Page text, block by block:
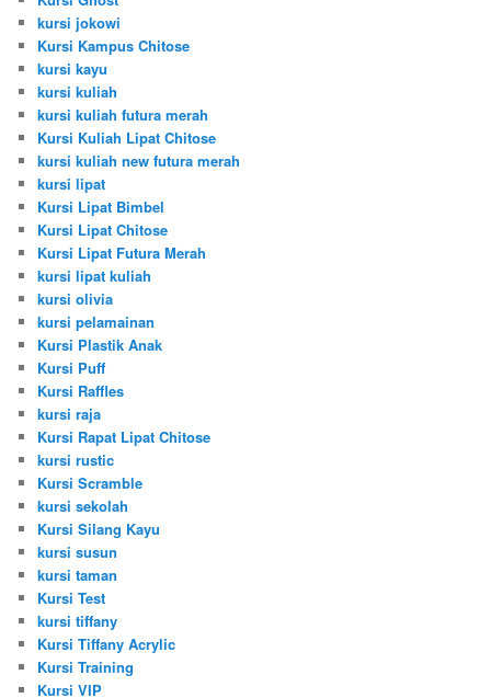
kursi jokowi
Kursi Kampus Chitose
kursi kayu
kursi kuliah
kursi kuliah futura merah
Kursi Kuliah Lipat Chitose
kursi kuliah new futura merah
kursi lipat
Kursi Lipat Bimbel
Kursi Lipat Chitose
Kursi Lipat Futura Merah
kursi lipat kuliah
kursi olivia
kursi pelamainan
Kursi Plastik Anak
Kursi Puff
Kursi Raffles
kursi raja
Kursi Rapat Lipat Chitose
kursi rustic
Kursi Scramble
kursi sekolah
Kursi Silang Kayu
kursi susun
kursi taman
Kursi Test
kursi tiffany
Kursi Tiffany Acrylic
Kursi Training
Kursi VIP